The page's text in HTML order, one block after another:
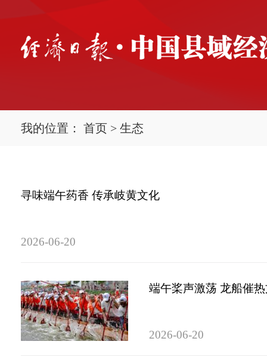
我的位置： 首页 > 生态
寻味端午药香 传承岐黄文化
2026-06-20
端午桨声激荡 龙船催
2026-06-20